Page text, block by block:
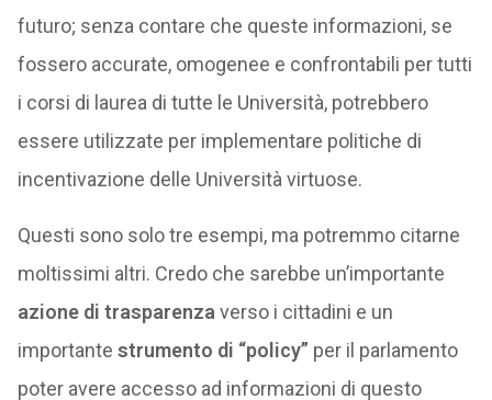
futuro; senza contare che queste informazioni, se
fossero accurate, omogenee e confrontabili per tutti
i corsi di laurea di tutte le Università, potrebbero
essere utilizzate per implementare politiche di
incentivazione delle Università virtuose.
Questi sono solo tre esempi, ma potremmo citarne
moltissimi altri. Credo che sarebbe un’importante
azione di trasparenza verso i cittadini e un
importante strumento di “policy” per il parlamento
poter avere accesso ad informazioni di questo